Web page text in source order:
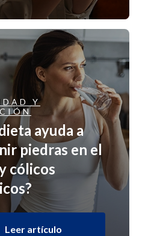
Y
ayuda a
piedras en el
cólicos
Leer artículo